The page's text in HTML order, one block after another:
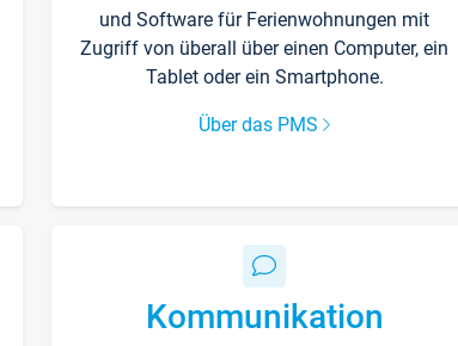
und Software für Ferienwohnungen mit
Zugriff von überall über einen Computer, ein
Tablet oder ein Smartphone.
Über das PMS
Kommunikation